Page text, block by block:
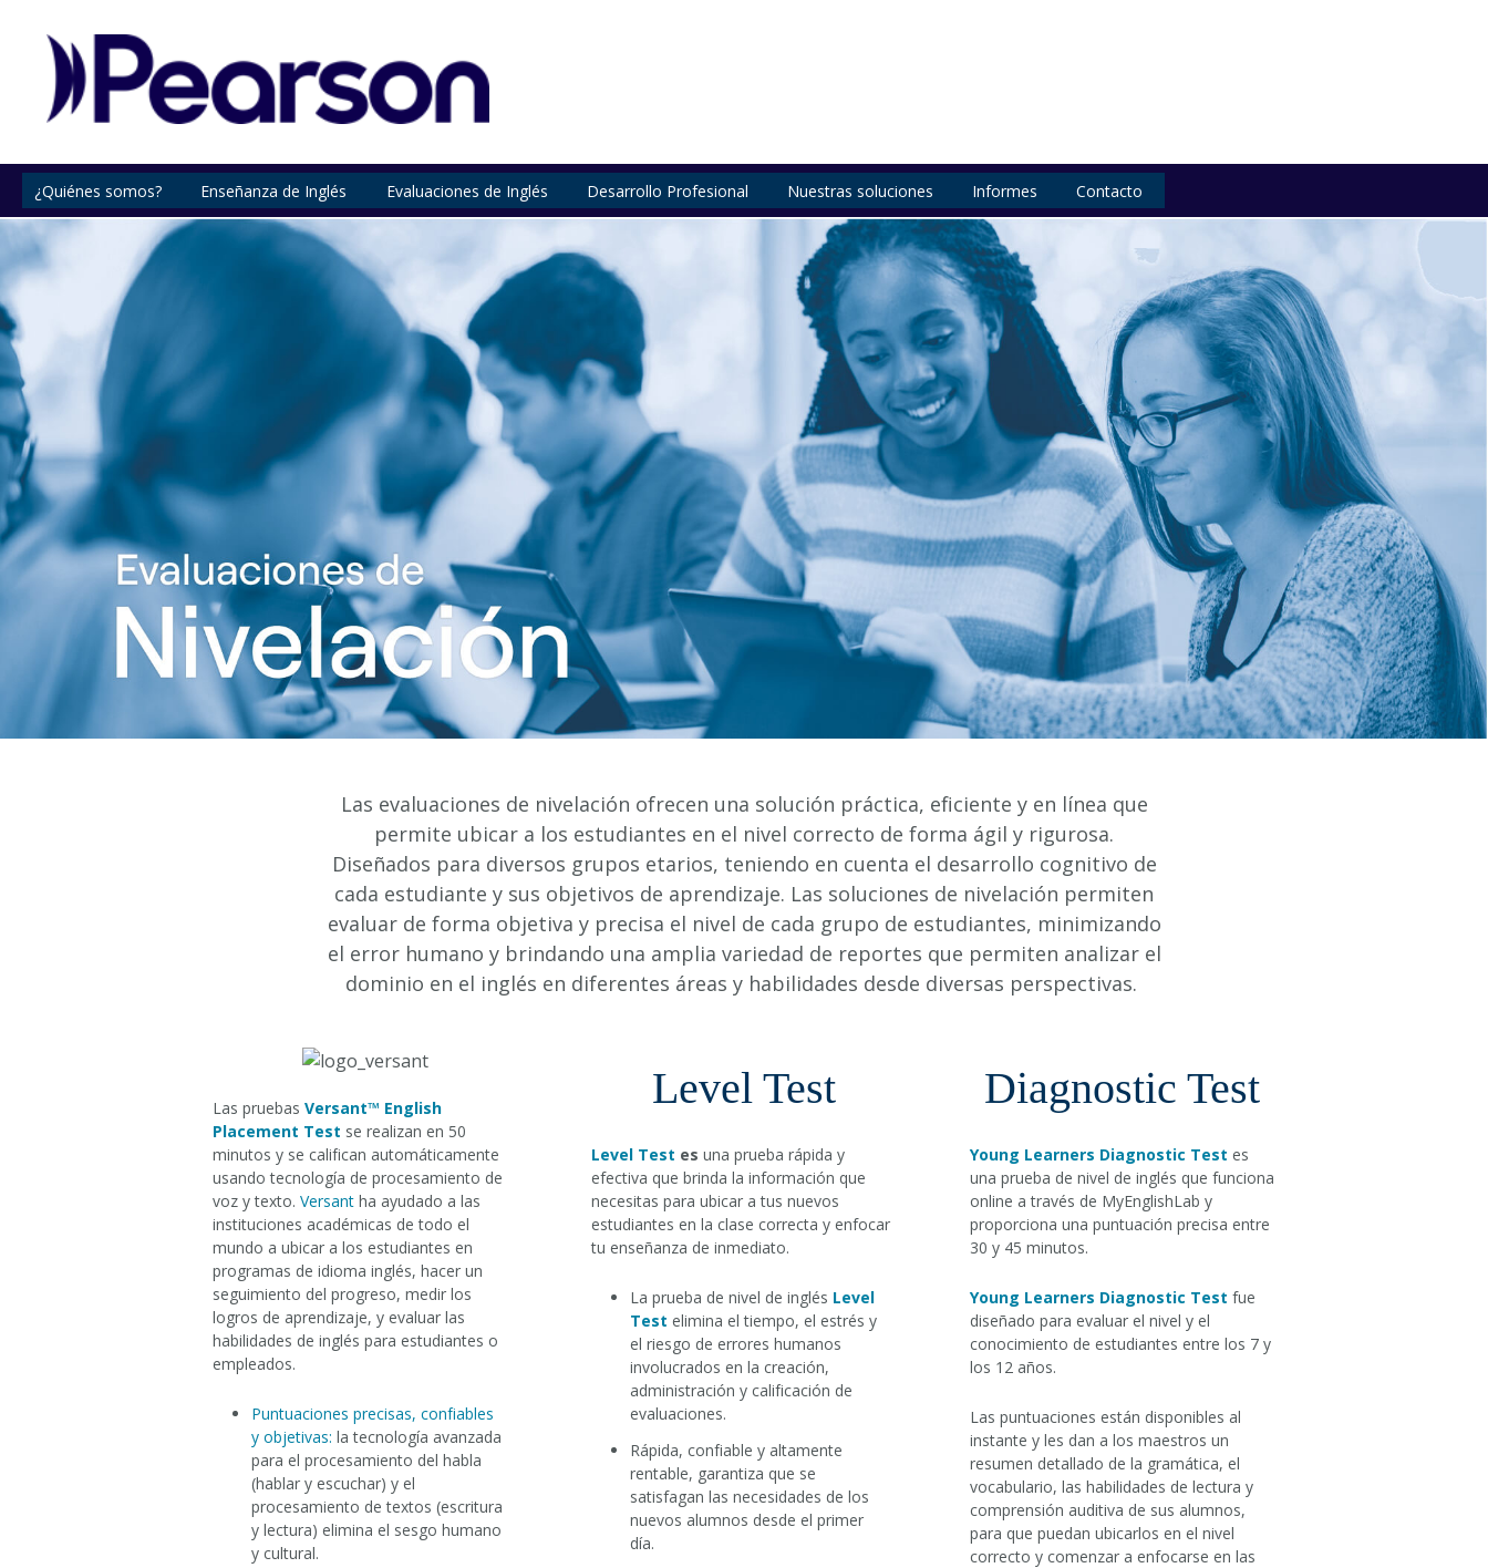
¿Quiénes somos? Enseñanza de Inglés Evaluaciones de Inglés Desarrollo Profesional Nuestras soluciones Informes Contacto
Las evaluaciones de nivelación ofrecen una solución práctica, eficiente y en línea que
permite ubicar a los estudiantes en el nivel correcto de forma ágil y rigurosa.
Diseñados para diversos grupos etarios, teniendo en cuenta el desarrollo cognitivo de
cada estudiante y sus objetivos de aprendizaje. Las soluciones de nivelación permiten
evaluar de forma objetiva y precisa el nivel de cada grupo de estudiantes, minimizando
el error humano y brindando una amplia variedad de reportes que permiten analizar el
dominio en el inglés en diferentes áreas y habilidades desde diversas perspectivas.
Las pruebas Versant™ English
Placement Test se realizan en 50
minutos y se califican automáticamente
usando tecnología de procesamiento de
voz y texto. Versant ha ayudado a las
instituciones académicas de todo el
mundo a ubicar a los estudiantes en
programas de idioma inglés, hacer un
seguimiento del progreso, medir los
logros de aprendizaje, y evaluar las
habilidades de inglés para estudiantes o
empleados.
Puntuaciones precisas, confiables
y objetivas: la tecnología avanzada
para el procesamiento del habla
(hablar y escuchar) y el
procesamiento de textos (escritura
y lectura) elimina el sesgo humano
y cultural.
Level Test
Level Test es una prueba rápida y
efectiva que brinda la información que
necesitas para ubicar a tus nuevos
estudiantes en la clase correcta y enfocar
tu enseñanza de inmediato.
La prueba de nivel de inglés Level
Test elimina el tiempo, el estrés y
el riesgo de errores humanos
involucrados en la creación,
administración y calificación de
evaluaciones.
Rápida, confiable y altamente
rentable, garantiza que se
satisfagan las necesidades de los
nuevos alumnos desde el primer
día.
Diagnostic Test
Young Learners Diagnostic Test es
una prueba de nivel de inglés que funciona
online a través de MyEnglishLab y
proporciona una puntuación precisa entre
30 y 45 minutos.
Young Learners Diagnostic Test fue
diseñado para evaluar el nivel y el
conocimiento de estudiantes entre los 7 y
los 12 años.
Las puntuaciones están disponibles al
instante y les dan a los maestros un
resumen detallado de la gramática, el
vocabulario, las habilidades de lectura y
comprensión auditiva de sus alumnos,
para que puedan ubicarlos en el nivel
correcto y comenzar a enfocarse en las